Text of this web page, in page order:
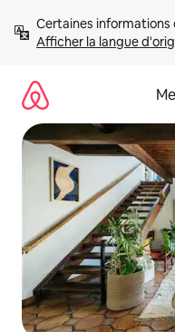
directement
Afficher la langue